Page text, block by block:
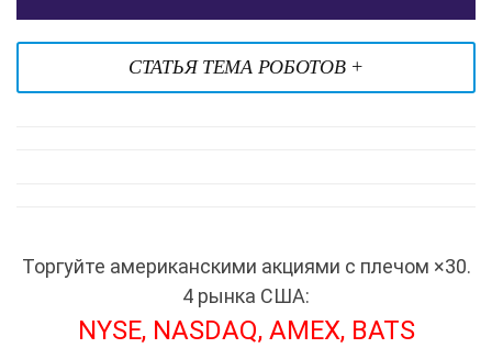
СТАТЬЯ ТЕМА РОБОТОВ +
Торгуйте американскими акциями с плечом ×30.
4 рынка США:
NYSE, NASDAQ, AMEX, BATS